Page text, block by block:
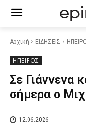
Αρχική ΕΙΔΗΣΕΙΣ
ΗΠΕΙΡΟΣ
Σε Γιάννενα
σήμερα ο
12.06.2026